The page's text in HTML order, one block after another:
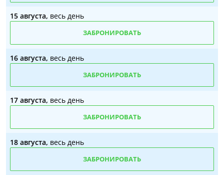
15 августа, весь день
ЗАБРОНИРОВАТЬ
16 августа, весь день
ЗАБРОНИРОВАТЬ
17 августа, весь день
ЗАБРОНИРОВАТЬ
18 августа, весь день
ЗАБРОНИРОВАТЬ